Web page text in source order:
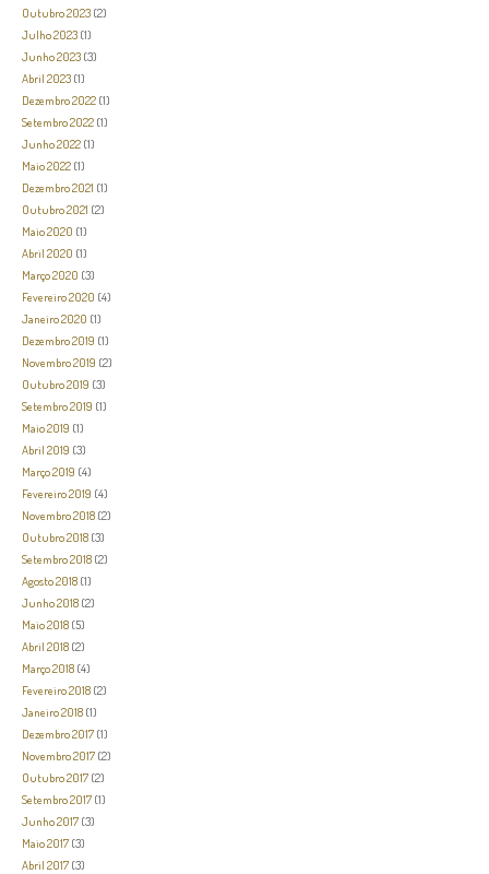
Outubro 2023 (2)
Julho 2023 (1)
Junho 2023 (3)
Abril 2023 (1)
Dezembro 2022 (1)
Setembro 2022 (1)
Junho 2022 (1)
Maio 2022 (1)
Dezembro 2021 (1)
Outubro 2021 (2)
Maio 2020 (1)
Abril 2020 (1)
Março 2020 (3)
Fevereiro 2020 (4)
Janeiro 2020 (1)
Dezembro 2019 (1)
Novembro 2019 (2)
Outubro 2019 (3)
Setembro 2019 (1)
Maio 2019 (1)
Abril 2019 (3)
Março 2019 (4)
Fevereiro 2019 (4)
Novembro 2018 (2)
Outubro 2018 (3)
Setembro 2018 (2)
Agosto 2018 (1)
Junho 2018 (2)
Maio 2018 (5)
Abril 2018 (2)
Março 2018 (4)
Fevereiro 2018 (2)
Janeiro 2018 (1)
Dezembro 2017 (1)
Novembro 2017 (2)
Outubro 2017 (2)
Setembro 2017 (1)
Junho 2017 (3)
Maio 2017 (3)
Abril 2017 (3)